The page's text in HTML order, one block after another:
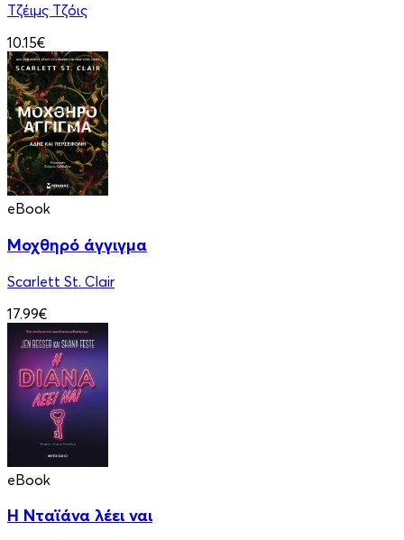
Τζέιμς Τζόις
10.15€
eBook
Μοχθηρό άγγιγμα
Scarlett St. Clair
17.99€
eBook
Η Νταϊάνα λέει ναι